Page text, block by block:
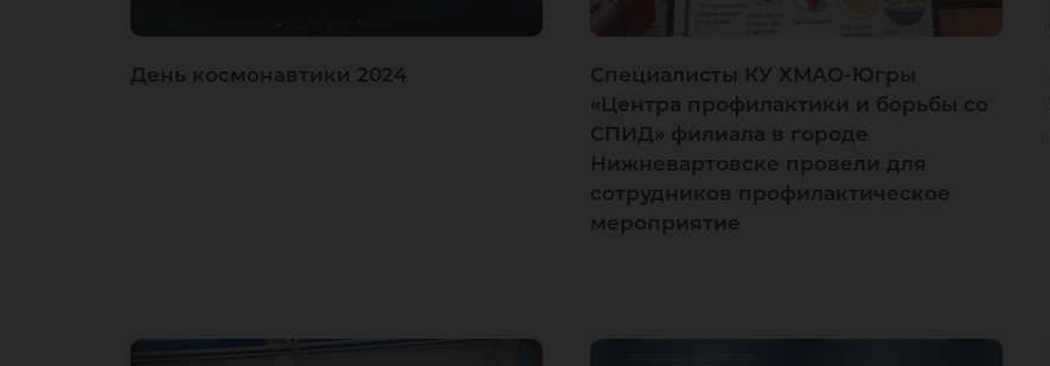
День космонавтики 2024
Специалисты КУ ХМАО-Югры
«Центра профилактики и борьбы со
СПИД» филиала в городе
Нижневартовске провели для
сотрудников профилактическое
мероприятие